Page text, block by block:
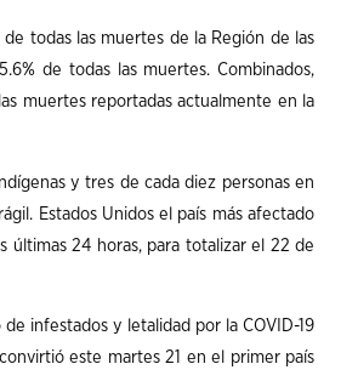
todas las muertes de la Región de las
de todas las muertes. Combinados,
muertes reportadas actualmente en la
y tres de cada diez personas en
Estados Unidos el país más afectado
últimas 24 horas, para totalizar el 22 de
infestados y letalidad por la COVID-19
este martes 21 en el primer país